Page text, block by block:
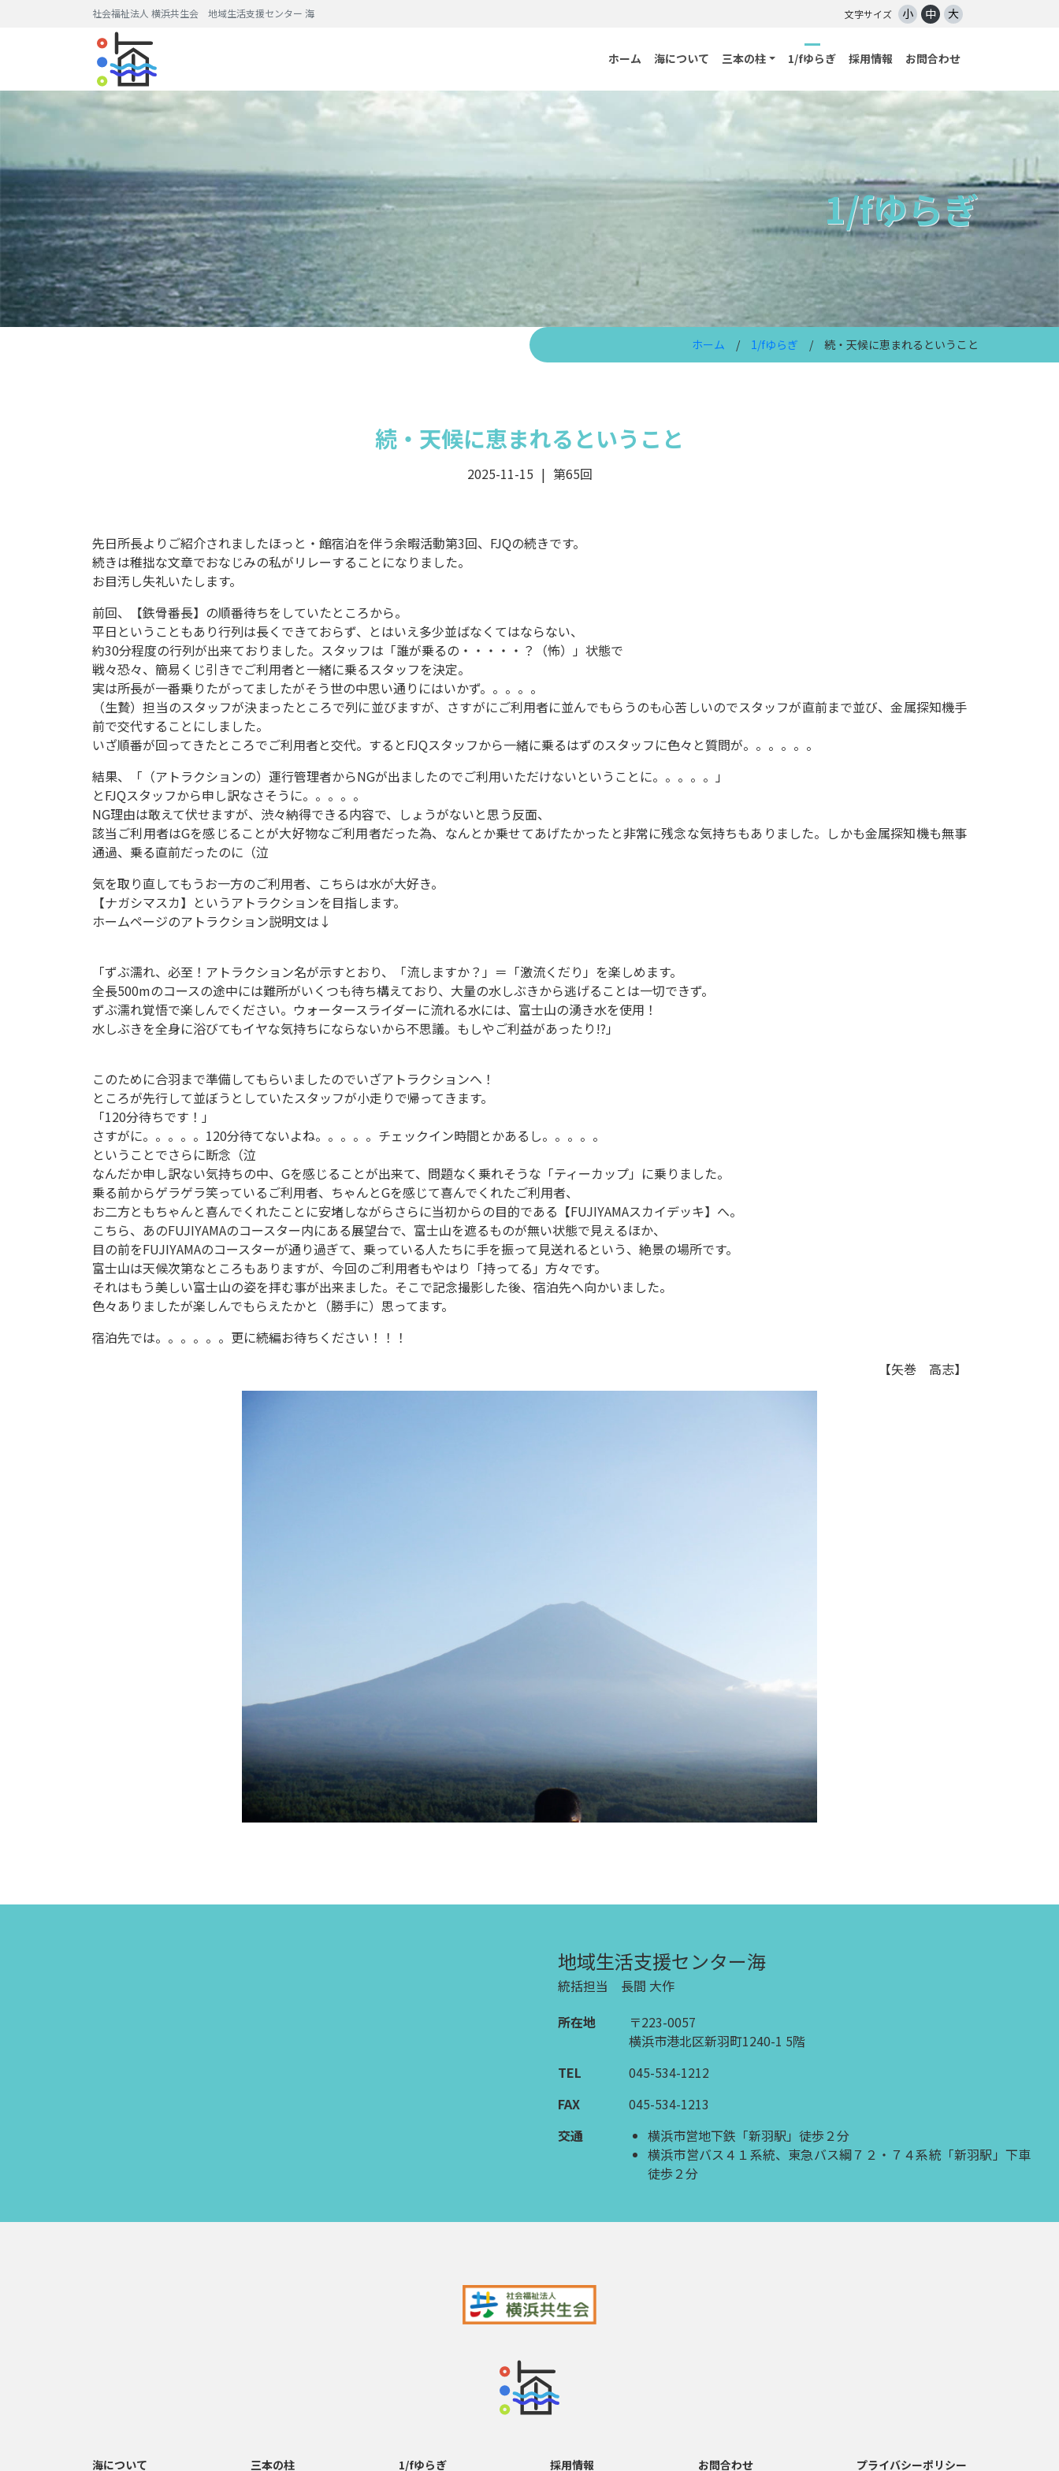
社会福祉法人 横浜共生会 地域生活支援センター 海 文字サイズ 小 中 大
ホーム 海について 三本の柱 1/fゆらぎ 採用情報 お問合わせ
1/fゆらぎ
ホーム / 1/fゆらぎ / 続・天候に恵まれるということ
続・天候に恵まれるということ
2025-11-15 第65回
先日所長よりご紹介されましたほっと・館宿泊を伴う余暇活動第3回、FJQの続きです。
続きは稚拙な文章でおなじみの私がリレーすることになりました。
お目汚し失礼いたします。
前回、【鉄骨番長】の順番待ちをしていたところから。
平日ということもあり行列は長くできておらず、とはいえ多少並ばなくてはならない、
約30分程度の行列が出来ておりました。スタッフは「誰が乗るの・・・・・？（怖）」状態で
戦々恐々、簡易くじ引きでご利用者と一緒に乗るスタッフを決定。
実は所長が一番乗りたがってましたがそう世の中思い通りにはいかず。。。。。
（生贄）担当のスタッフが決まったところで列に並びますが、さすがにご利用者に並んでもらうのも心苦しいのでスタッフが直前まで並び、金属探知機手
前で交代することにしました。
いざ順番が回ってきたところでご利用者と交代。するとFJQスタッフから一緒に乗るはずのスタッフに色々と質問が。。。。。。
結果、「（アトラクションの）運行管理者からNGが出ましたのでご利用いただけないということに。。。。。」
とFJQスタッフから申し訳なさそうに。。。。。
NG理由は敢えて伏せますが、渋々納得できる内容で、しょうがないと思う反面、
該当ご利用者はGを感じることが大好物なご利用者だった為、なんとか乗せてあげたかったと非常に残念な気持ちもありました。しかも金属探知機も無事
通過、乗る直前だったのに（泣
気を取り直してもうお一方のご利用者、こちらは水が大好き。
【ナガシマスカ】というアトラクションを目指します。
ホームページのアトラクション説明文は↓
「ずぶ濡れ、必至！アトラクション名が示すとおり、「流しますか？」＝「激流くだり」を楽しめます。
全長500mのコースの途中には難所がいくつも待ち構えており、大量の水しぶきから逃げることは一切できず。
ずぶ濡れ覚悟で楽しんでください。ウォータースライダーに流れる水には、富士山の湧き水を使用！
水しぶきを全身に浴びてもイヤな気持ちにならないから不思議。もしやご利益があったり!?」
このために合羽まで準備してもらいましたのでいざアトラクションへ！
ところが先行して並ぼうとしていたスタッフが小走りで帰ってきます。
「120分待ちです！」
さすがに。。。。。120分待てないよね。。。。。チェックイン時間とかあるし。。。。。
ということでさらに断念（泣
なんだか申し訳ない気持ちの中、Gを感じることが出来て、問題なく乗れそうな「ティーカップ」に乗りました。
乗る前からゲラゲラ笑っているご利用者、ちゃんとGを感じて喜んでくれたご利用者、
お二方ともちゃんと喜んでくれたことに安堵しながらさらに当初からの目的である【FUJIYAMAスカイデッキ】へ。
こちら、あのFUJIYAMAのコースター内にある展望台で、富士山を遮るものが無い状態で見えるほか、
目の前をFUJIYAMAのコースターが通り過ぎて、乗っている人たちに手を振って見送れるという、絶景の場所です。
富士山は天候次第なところもありますが、今回のご利用者もやはり「持ってる」方々です。
それはもう美しい富士山の姿を拝む事が出来ました。そこで記念撮影した後、宿泊先へ向かいました。
色々ありましたが楽しんでもらえたかと（勝手に）思ってます。
宿泊先では。。。。。。更に続編お待ちください！！！
【矢巻 高志】
地域生活支援センター海
統括担当 長間 大作
所在地
〒223-0057
横浜市港北区新羽町1240-1 5階
TEL
045-534-1212
FAX
045-534-1213
交通
横浜市営地下鉄「新羽駅」徒歩２分
横浜市営バス４１系統、東急バス綱７２・７４系統「新羽駅」下車
徒歩２分
海について 三本の柱 1/fゆらぎ 採用情報 お問合わせ プライバシーポリシー